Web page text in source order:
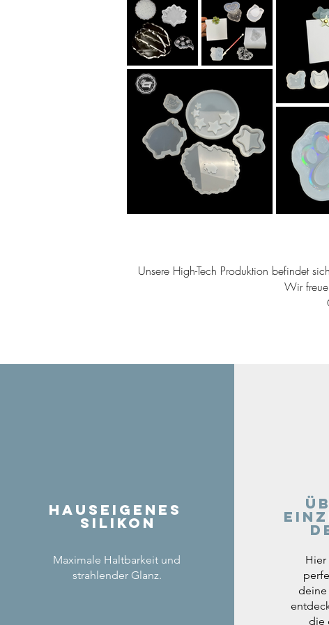
Unsere High-Tech Produktion befindet
Wir
Hauseigenes
Silikon
Maximale Haltbarkeit und
strahlender Glanz.
deine
die